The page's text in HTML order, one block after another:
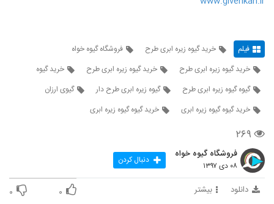
فیلم خرید گیوه زیره ابری طرح
فروشگاه گیوه خواه
خرید گیوه زیره ابری طرح
خرید گیوه زیره ابری طرح
خرید گیوه
گیوه گیوه زیره ابری طرح
گیوه زیره ابری طرح دار
گیوی ارزان
خرید گیوه گیوه زیره ابری
خرید گیوه گیوه زیره ابری
۲۶۹
فروشگاه گیوه خواه
۰۸ دی ۱۳۹۷ دنبال کردن
دانلود بیشتر ۰ ۰